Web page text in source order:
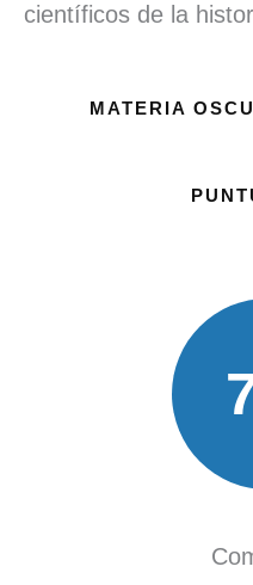
científicos de la
MATERIA